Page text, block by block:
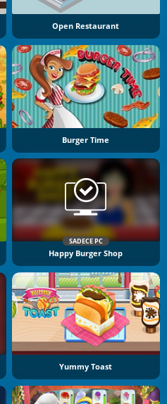
Open Restaurant
Burger Time
SADECE PC
Happy Burger Shop
Yummy Toast